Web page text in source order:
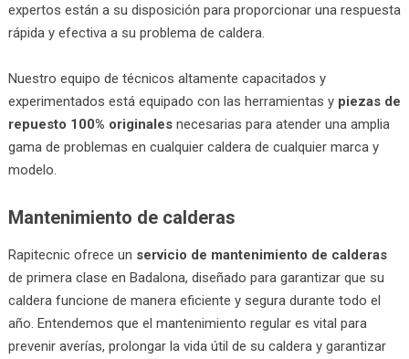
expertos están a su disposición para proporcionar una respuesta
rápida y efectiva a su problema de caldera.
Nuestro equipo de técnicos altamente capacitados y
experimentados está equipado con las herramientas y piezas de
repuesto 100% originalesnecesarias para atender una amplia
gama de problemas en cualquier caldera de cualquier marca y
modelo.
Mantenimiento de calderas
Rapitecnic ofrece un servicio de mantenimiento de calderas
de primera clase en Badalona, diseñado para garantizar que su
caldera funcione de manera eficiente y segura durante todo el
año. Entendemos que el mantenimiento regular es vital para
prevenir averías, prolongar la vida útil de su caldera y garantizar